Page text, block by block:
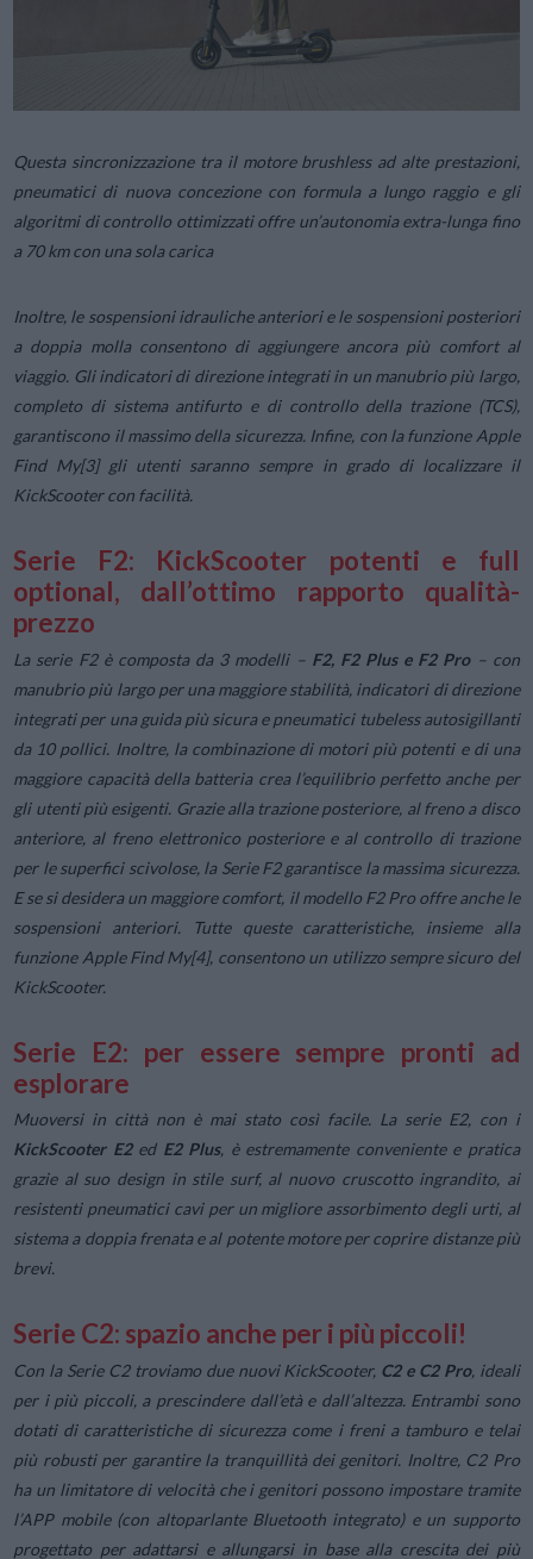
Questa sincronizzazione tra il motore brushless ad alte prestazioni,
pneumatici di nuova concezione con formula a lungo raggio e gli
algoritmi di controllo ottimizzati offre un’autonomia extra-lunga fino
a 70 km con una sola carica
Inoltre, le sospensioni idrauliche anteriori e le sospensioni posteriori
a doppia molla consentono di aggiungere ancora più comfort al
viaggio. Gli indicatori di direzione integrati in un manubrio più largo,
completo di sistema antifurto e di controllo della trazione (TCS),
garantiscono il massimo della sicurezza. Infine, con la funzione Apple
Find My[3] gli utenti saranno sempre in grado di localizzare il
KickScooter con facilità.
Serie F2: KickScooter potenti e full
optional, dall’ottimo rapporto qualità-
prezzo
La serie F2 è composta da 3 modelli – F2, F2 Plus e F2 Pro– con
manubrio più largo per una maggiore stabilità, indicatori di direzione
integrati per una guida più sicura e pneumatici tubeless autosigillanti
da 10 pollici. Inoltre, la combinazione di motori più potenti e di una
maggiore capacità della batteria crea l’equilibrio perfetto anche per
gli utenti più esigenti. Grazie alla trazione posteriore, al freno a disco
anteriore, al freno elettronico posteriore e al controllo di trazione
per le superfici scivolose, la Serie F2 garantisce la massima sicurezza.
E se si desidera un maggiore comfort, il modello F2 Pro offre anche le
sospensioni anteriori. Tutte queste caratteristiche, insieme alla
funzione Apple Find My[4], consentono un utilizzo sempre sicuro del
KickScooter.
Serie E2: per essere sempre pronti ad
esplorare
Muoversi in città non è mai stato così facile. La serie E2, con i
KickScooter E2ed E2 Plus, è estremamente conveniente e pratica
grazie al suo design in stile surf, al nuovo cruscotto ingrandito, ai
resistenti pneumatici cavi per un migliore assorbimento degli urti, al
sistema a doppia frenata e al potente motore per coprire distanze più
brevi.
Serie C2: spazio anche per i più piccoli!
Con la Serie C2 troviamo due nuovi KickScooter, C2 e C2 Pro, ideali
per i più piccoli, a prescindere dall’età e dall’altezza. Entrambi sono
dotati di caratteristiche di sicurezza come i freni a tamburo e telai
più robusti per garantire la tranquillità dei genitori. Inoltre, C2 Pro
ha un limitatore di velocità che i genitori possono impostare tramite
l’APP mobile (con altoparlante Bluetooth integrato) e un supporto
progettato per adattarsi e allungarsi in base alla crescita dei più